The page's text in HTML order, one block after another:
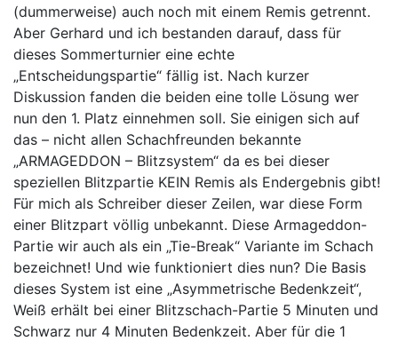
(dummerweise) auch noch mit einem Remis getrennt.
Aber Gerhard und ich bestanden darauf, dass für
dieses Sommerturnier eine echte
„Entscheidungspartie“ fällig ist. Nach kurzer
Diskussion fanden die beiden eine tolle Lösung wer
nun den 1. Platz einnehmen soll. Sie einigen sich auf
das – nicht allen Schachfreunden bekannte
„ARMAGEDDON – Blitzsystem“ da es bei dieser
speziellen Blitzpartie KEIN Remis als Endergebnis gibt!
Für mich als Schreiber dieser Zeilen, war diese Form
einer Blitzpart völlig unbekannt. Diese Armageddon-
Partie wir auch als ein „Tie-Break“ Variante im Schach
bezeichnet! Und wie funktioniert dies nun? Die Basis
dieses System ist eine „Asymmetrische Bedenkzeit“,
Weiß erhält bei einer Blitzschach-Partie 5 Minuten und
Schwarz nur 4 Minuten Bedenkzeit. Aber für die 1